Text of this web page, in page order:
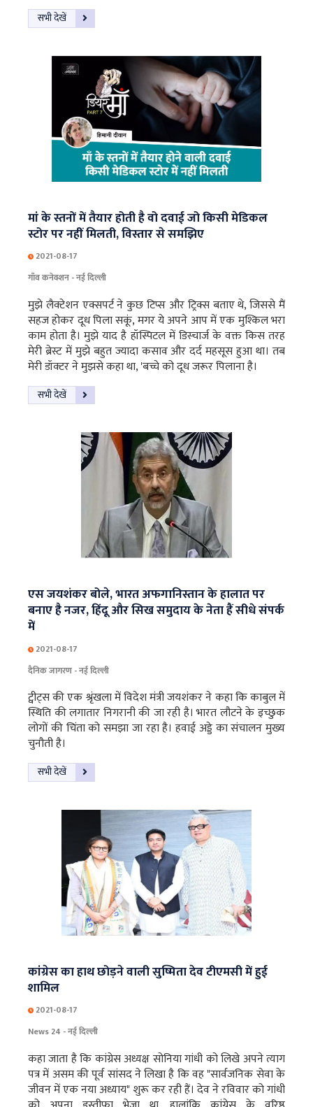
सभी देखें
मां के स्तनों में तैयार होती है वो दवाई जो किसी मेडिकल
स्टोर पर नहीं मिलती, विस्तार से समझिए
2021-08-17
गाँव कनेक्शन - नई दिल्ली
मुझे लैक्टेशन एक्सपर्ट ने कुछ टिप्स और ट्रिक्स बताए थे, जिससे मैं
सहज होकर दूध पिला सकूं, मगर ये अपने आप में एक मुश्किल भरा
काम होता है। मुझे याद है हॉस्पिटल में डिस्चार्ज के वक्त किस तरह
मेरी ब्रेस्ट में मुझे बहुत ज्यादा कसाव और दर्द महसूस हुआ था। तब
मेरी डॉक्टर ने मुझसे कहा था, 'बच्चे को दूध जरूर पिलाना है।
सभी देखें
एस जयशंकर बोले, भारत अफगानिस्तान के हालात पर
बनाए है नजर, हिंदू और सिख समुदाय के नेता हैं सीधे संपर्क
में
2021-08-17
दैनिक जागरण - नई दिल्ली
ट्वीट्स की एक श्रृंखला में विदेश मंत्री जयशंकर ने कहा कि काबुल में
स्थिति की लगातार निगरानी की जा रही है। भारत लौटने के इच्छुक
लोगों की चिंता को समझा जा रहा है। हवाई अड्डे का संचालन मुख्य
चुनौती है।
सभी देखें
कांग्रेस का हाथ छोड़ने वाली सुष्मिता देव टीएमसी में हुई
शामिल
2021-08-17
News 24 - नई दिल्ली
कहा जाता है कि कांग्रेस अध्यक्ष सोनिया गांधी को लिखे अपने त्याग
पत्र में असम की पूर्व सांसद ने लिखा है कि वह "सार्वजनिक सेवा के
जीवन में एक नया अध्याय" शुरू कर रही हैं। देव ने रविवार को गांधी